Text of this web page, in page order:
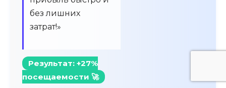
без лишних
затрат!»
Результат: +27%
посещаемости 🚀